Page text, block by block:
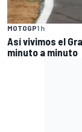
MOTOGP1 h
Así vivimos el
minuto a minuto